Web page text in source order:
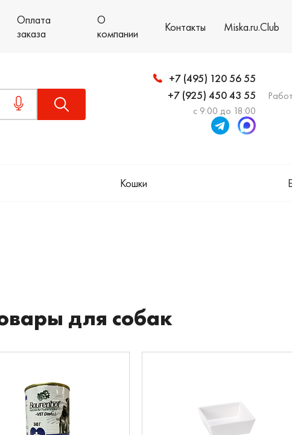
Оплата
заказа
О
компании
Контакты Miska.ru.Club
+7 (495) 120 56 55
+7 (925) 450 43 55
с 9:00 до 18:00
Кошки
для собак